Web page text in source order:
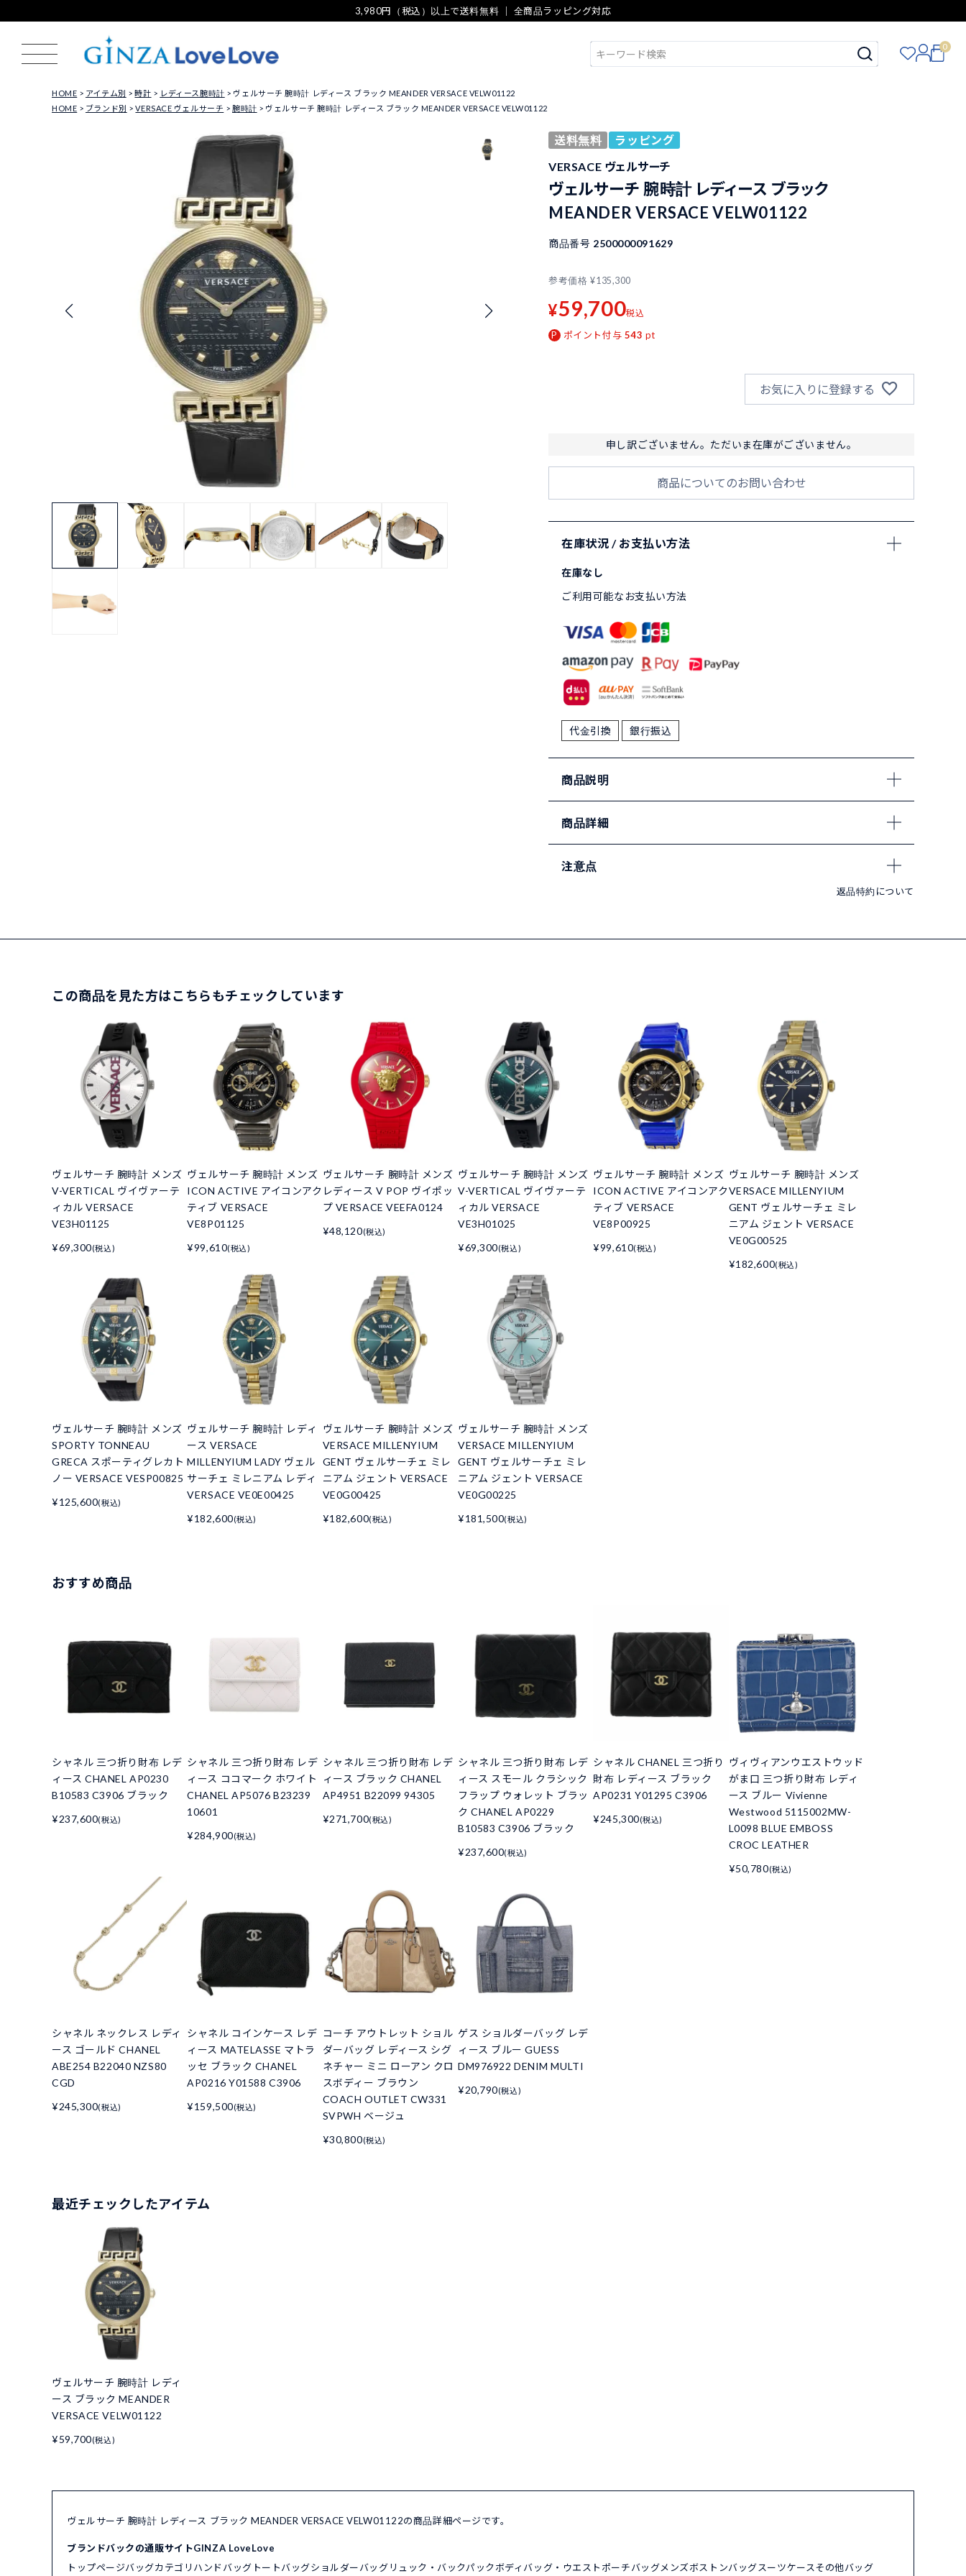
3,980円（税込）以上で送料無料 ｜ 全商品ラッピング対応
0
HOME アイテム別 時計 レディース腕時計
ヴェルサーチ 腕時計 レディース ブラック MEANDER VERSACE VELW01122
HOME
ブランド別 VERSACE ヴェルサーチ 腕時計 ヴェルサーチ 腕時計 レディース ブラック MEANDER VERSACE VELW01122
送料無料
ラッピング
VERSACE ヴェルサーチ
ヴェルサーチ 腕時計 レディース ブラック
MEANDER VERSACE VELW01122
商品番号 2500000091629
参考価格 ¥135,300
¥59,700税込
ポイント付与 543 pt
お気に入りに登録する
申し訳ございません。ただいま在庫がございません。
商品についてのお問い合わせ
在庫状況 / お支払い方法
在庫なし
ご利用可能なお支払い方法
代金引換 銀行振込
商品説明
商品詳細
注意点
返品特約について
この商品を見た方はこちらもチェックしています
ヴェルサーチ 腕時計 メンズ
V-VERTICAL ヴイヴァーテ
ィカル VERSACE
VE3H01125
¥69,300(税込)
ヴェルサーチ 腕時計 メンズ
ICON ACTIVE アイコンアク
ティブ VERSACE
VE8P01125
¥99,610(税込)
ヴェルサーチ 腕時計 メンズ
レディース V POP ヴイポッ
プ VERSACE VEEFA0124
¥48,120(税込)
ヴェルサーチ 腕時計 メンズ
V-VERTICAL ヴイヴァーテ
ィカル VERSACE
VE3H01025
¥69,300(税込)
ヴェルサーチ 腕時計 メンズ
ICON ACTIVE アイコンアク
ティブ VERSACE
VE8P00925
¥99,610(税込)
ヴェルサーチ 腕時計 メンズ
VERSACE MILLENYIUM
GENT ヴェルサーチェ ミレ
ニアム ジェント VERSACE
VE0G00525
¥182,600(税込)
ヴェルサーチ 腕時計 メンズ
SPORTY TONNEAU
GRECA スポーティグレカト
ノー VERSACE VESP00825
¥125,600(税込)
ヴェルサーチ 腕時計 レディ
ース VERSACE
MILLENYIUM LADY ヴェル
サーチェ ミレニアム レディ
VERSACE VE0E00425
¥182,600(税込)
ヴェルサーチ 腕時計 メンズ
VERSACE MILLENYIUM
GENT ヴェルサーチェ ミレ
ニアム ジェント VERSACE
VE0G00425
¥182,600(税込)
ヴェルサーチ 腕時計 メンズ
VERSACE MILLENYIUM
GENT ヴェルサーチェ ミレ
ニアム ジェント VERSACE
VE0G00225
¥181,500(税込)
おすすめ商品
シャネル 三つ折り財布 レデ
ィース CHANEL AP0230
B10583 C3906 ブラック
¥237,600(税込)
シャネル 三つ折り財布 レデ
ィース ココマーク ホワイト
CHANEL AP5076 B23239
10601
¥284,900(税込)
シャネル 三つ折り財布 レデ
ィース ブラック CHANEL
AP4951 B22099 94305
¥271,700(税込)
シャネル 三つ折り財布 レデ
ィース スモール クラシック
フラップ ウォレット ブラッ
ク CHANEL AP0229
B10583 C3906 ブラック
¥237,600(税込)
シャネル CHANEL 三つ折り
財布 レディース ブラック
AP0231 Y01295 C3906
¥245,300(税込)
ヴィヴィアンウエストウッド
がま口 三つ折り財布 レディ
ース ブルー Vivienne
Westwood 5115002MW-
L0098 BLUE EMBOSS
CROC LEATHER
¥50,780(税込)
シャネル ネックレス レディ
ース ゴールド CHANEL
ABE254 B22040 NZS80
CGD
¥245,300(税込)
シャネル コインケース レデ
ィース MATELASSE マトラ
ッセ ブラック CHANEL
AP0216 Y01588 C3906
¥159,500(税込)
コーチ アウトレット ショル
ダーバッグ レディース シグ
ネチャー ミニ ローアン クロ
スボディー ブラウン
COACH OUTLET CW331
SVPWH ベージュ
¥30,800(税込)
ゲス ショルダーバッグ レデ
ィース ブルー GUESS
DM976922 DENIM MULTI
¥20,790(税込)
最近チェックしたアイテム
ヴェルサーチ 腕時計 レディ
ース ブラック MEANDER
VERSACE VELW01122
¥59,700(税込)
ヴェルサーチ 腕時計 レディース ブラック MEANDER VERSACE VELW01122の商品詳細ページです。
ブランドバックの通販サイトGINZA LoveLove
トップページバッグカテゴリ ハンドバッグ トートバッグショルダーバッグリュック・バックパックボディバッグ・ウエストポーチバッグメンズボストンバッグスーツケースその他バッグ